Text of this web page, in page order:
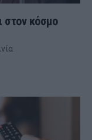
στον κόσμο